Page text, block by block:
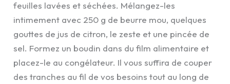
feuilles lavées et séchées. Mélangez-les
intimement avec 250 g de beurre mou, quelques
gouttes de jus de citron, le zeste et une pincée de
sel. Formez un boudin dans du film alimentaire et
placez-le au congélateur. Il vous suffira de couper
des tranches au fil de vos besoins tout au long de